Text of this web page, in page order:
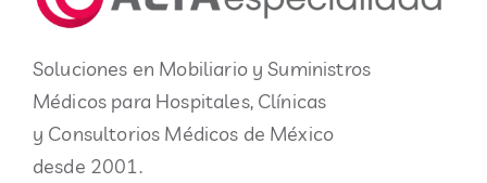
Soluciones en Mobiliario y Suministros
Médicos para Hospitales, Clínicas
y Consultorios Médicos de México
desde 2001.